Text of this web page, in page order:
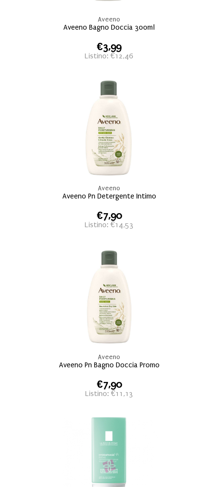
Aveeno
Aveeno Bagno Doccia 300ml
€3,99
Listino: €12,46
Aveeno
Aveeno Pn Detergente Intimo
€7,90
Listino: €14,53
Aveeno
Aveeno Pn Bagno Doccia Promo
€7,90
Listino: €11,13